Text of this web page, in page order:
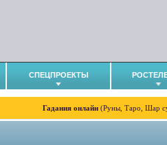
СПЕЦПРОЕКТЫ
Гадания онлайн (Руны, Таро, Шар